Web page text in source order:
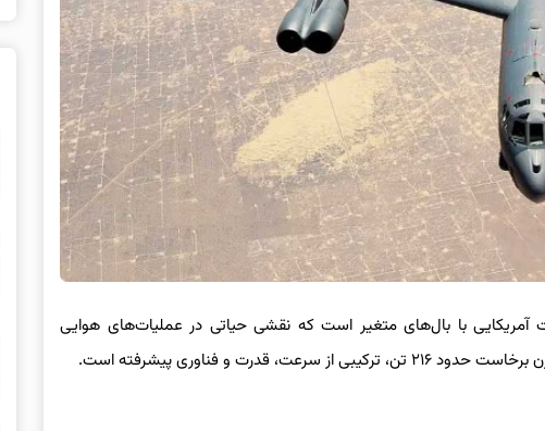
با بال‌های متغیر است که نقشی حیاتی در عملیات‌های هوایی